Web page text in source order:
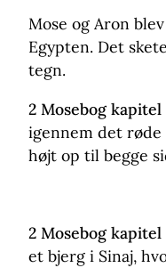
Mose og Aron
Egypten. Det
tegn.
2 Mosebog kapitel
igennem det røde
højt op til begge
2 Mosebog kapitel
et bjerg i Sinaj,